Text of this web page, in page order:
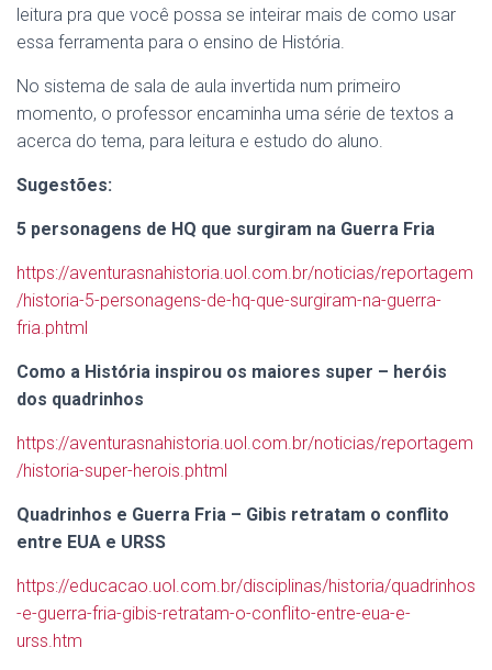
leitura pra que você possa se inteirar mais de como usar
essa ferramenta para o ensino de História.
No sistema de sala de aula invertida num primeiro
momento, o professor encaminha uma série de textos a
acerca do tema, para leitura e estudo do aluno.
Sugestões:
5 personagens de HQ que surgiram na Guerra Fria
https://aventurasnahistoria.uol.com.br/noticias/reportagem
/historia-5-personagens-de-hq-que-surgiram-na-guerra-
fria.phtml
Como a História inspirou os maiores super – heróis
dos quadrinhos
https://aventurasnahistoria.uol.com.br/noticias/reportagem
/historia-super-herois.phtml
Quadrinhos e Guerra Fria – Gibis retratam o conflito
entre EUA e URSS
https://educacao.uol.com.br/disciplinas/historia/quadrinhos
-e-guerra-fria-gibis-retratam-o-conflito-entre-eua-e-
urss.htm